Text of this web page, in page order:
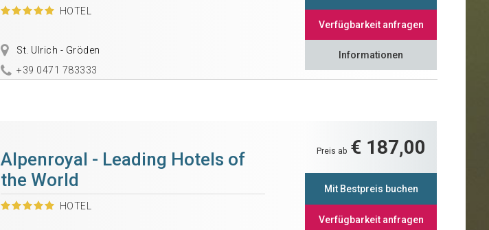
HOTEL
St. Ulrich - Gröden
+39 0471 783333
Verfügbarkeit anfragen
Informationen
Alpenroyal - Leading Hotels of
the World
HOTEL
Preis ab € 187,00
Mit Bestpreis buchen
Verfügbarkeit anfragen